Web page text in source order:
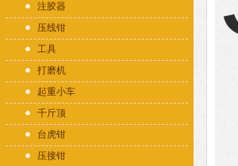
注胶器
压线钳
工具
打磨机
起重小车
千斤顶
台虎钳
压接钳